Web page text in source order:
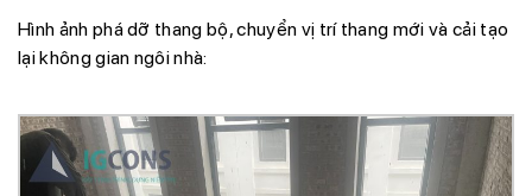
Hình ảnh phá dỡ thang bộ, chuyển vị trí thang mới và cải tạo
lại không gian ngôi nhà: